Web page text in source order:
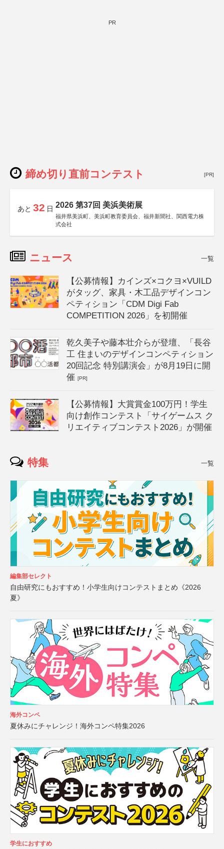
PR
締め切り直前コンテスト [PR]
あと 32 日 2026 第37回 美浜美術展
福井県美浜町、美浜町教育委員会、福井新聞社、関西電力株
式会社
ニュース 一覧
【公募情報】カインズ×コクヨ×VUILD
がタッグ、家具・木工品デザインコン
ペティション「CDM Digi Fab
COMPETITION 2026」を初開催
乾久美子や藤本壮介らが登壇、「長谷
工 住まいのデザインコンペティション
20回記念 特別講演会」が8月19日に開
催[PR]
【公募情報】大賞賞金100万円！学生
向け創作コンテスト「サイゲームス ク
リエイティブコンテスト2026」が開催
特集 一覧
編集部セレクト
自由研究にもおすすめ！小学生向けコンテストまとめ《2026
夏》
海外コンペ
夏休みにチャレンジ！海外コンペ特集2026
学生におすすめ